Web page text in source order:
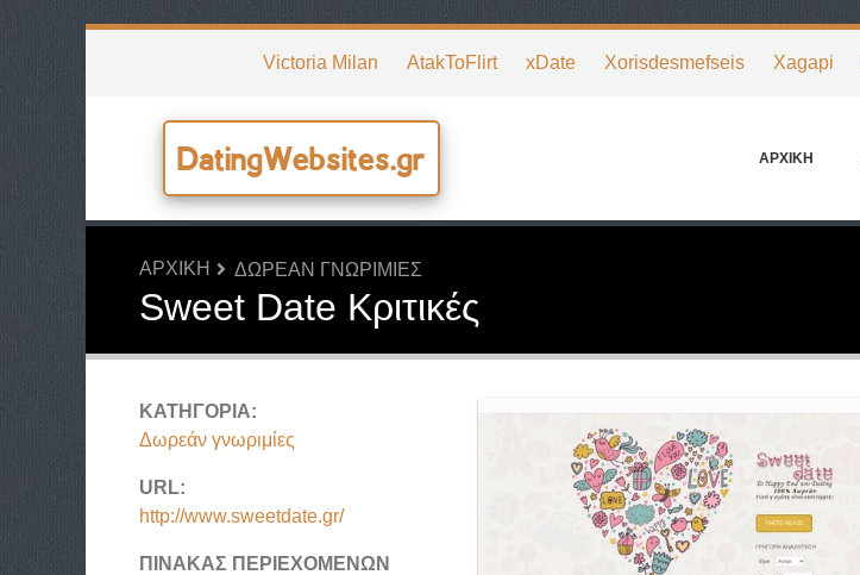
Victoria Milan AtakToFlirt xDate Xorisdesmefseis Xagapi
DatingWebsites.gr ΑΡΧΙΚΉ
ΑΡΧΙΚΉ ΔΩΡΕΆΝ ΓΝΩΡΙΜΊΕΣ
Sweet Date Κριτικές
ΚΑΤΗΓΟΡΊΑ:
Δωρεάν γνωριμίες
URL:
http://www.sweetdate.gr/
ΠΊΝΑΚΑΣ ΠΕΡΙΕΧΟΜΈΝΩΝ